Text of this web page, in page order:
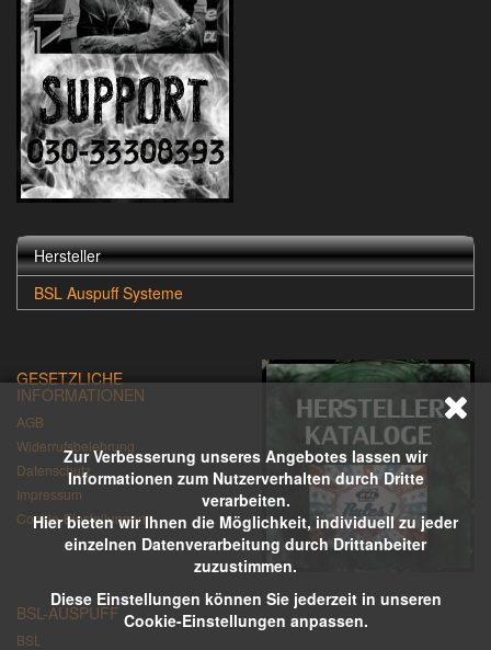
Zur Verbesserung unseres Angebotes lassen wir
Informationen zum Nutzerverhalten durch Dritte
verarbeiten.
Hier bieten wir Ihnen die Möglichkeit, individuell zu jeder
einzelnen Datenverarbeitung durch Drittanbeiter
zuzustimmen.
Diese Einstellungen können Sie jederzeit in unseren
Cookie-Einstellungen anpassen.
Hersteller
BSL Auspuff Systeme
GESETZLICHE
INFORMATIONEN
AGB
Widerrufsbelehrung
Datenschutz
Impressum
Cookie-Einstellungen
BSL-AUSPUFF
BSL